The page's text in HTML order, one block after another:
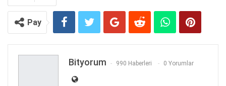
Pay
Bityorum 990 Haberleri 0 Yorumlar